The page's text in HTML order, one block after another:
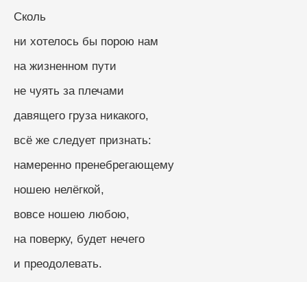
Сколь
ни хотелось бы порою нам
на жизненном пути
не чуять за плечами
давящего груза никакого,
всё же следует признать:
намеренно пренебрегающему
ношею нелёгкой,
вовсе ношею любою,
на поверку, будет нечего
и преодолевать.